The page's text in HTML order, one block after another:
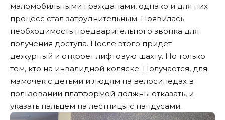
маломобильными гражданами, однако и для них
процесс стал затруднительным. Появилась
необходимость предварительного звонка для
получения доступа. После этого придет
дежурный и откроет лифтовую шахту. Но только
тем, кто на инвалидной коляске. Получается, для
мамочек с детьми и людям на велосипедах в
пользовании платформой должны отказать, и
указать пальцем на лестницы с пандусами.